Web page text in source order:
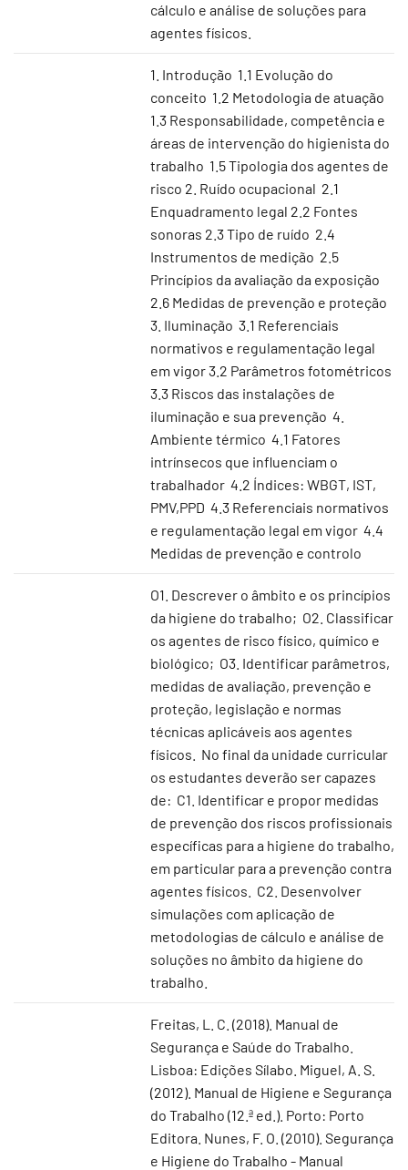
cálculo e análise de soluções para
agentes físicos.
1. Introdução 1.1 Evolução do
conceito 1.2 Metodologia de atuação
1.3 Responsabilidade, competência e
áreas de intervenção do higienista do
trabalho 1.5 Tipologia dos agentes de
risco 2. Ruído ocupacional 2.1
Enquadramento legal 2.2 Fontes
sonoras 2.3 Tipo de ruído 2.4
Instrumentos de medição 2.5
Princípios da avaliação da exposição
2.6 Medidas de prevenção e proteção
3. Iluminação 3.1 Referenciais
normativos e regulamentação legal
em vigor 3.2 Parâmetros fotométricos
3.3 Riscos das instalações de
iluminação e sua prevenção 4.
Ambiente térmico 4.1 Fatores
intrínsecos que influenciam o
trabalhador 4.2 Índices: WBGT, IST,
PMV,PPD 4.3 Referenciais normativos
e regulamentação legal em vigor 4.4
Medidas de prevenção e controlo
O1. Descrever o âmbito e os princípios
da higiene do trabalho; O2. Classificar
os agentes de risco físico, químico e
biológico; O3. Identificar parâmetros,
medidas de avaliação, prevenção e
proteção, legislação e normas
técnicas aplicáveis aos agentes
físicos. No final da unidade curricular
os estudantes deverão ser capazes
de: C1. Identificar e propor medidas
de prevenção dos riscos profissionais
específicas para a higiene do trabalho,
em particular para a prevenção contra
agentes físicos. C2. Desenvolver
simulações com aplicação de
metodologias de cálculo e análise de
soluções no âmbito da higiene do
trabalho.
Freitas, L. C. (2018). Manual de
Segurança e Saúde do Trabalho.
Lisboa: Edições Sílabo. Miguel, A. S.
(2012). Manual de Higiene e Segurança
do Trabalho (12.ª ed.). Porto: Porto
Editora. Nunes, F. O. (2010). Segurança
e Higiene do Trabalho - Manual